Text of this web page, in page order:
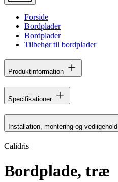
Forside
Bordplader
Bordplader
Tilbehør til bordplader
Produktinformation
Specifikationer
Installation, montering og vedligehold
Calidris
Bordplade, træ